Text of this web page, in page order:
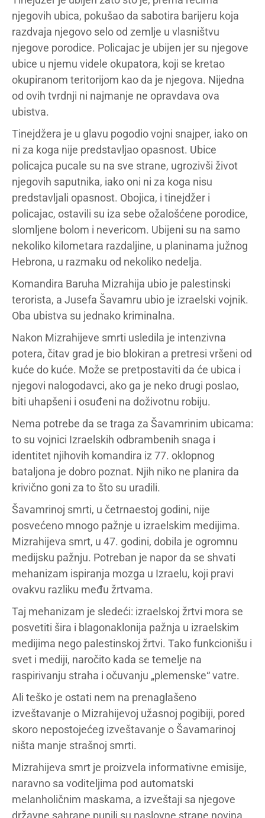
njegovih ubica, pokušao da sabotira barijeru koja
razdvaja njegovo selo od zemlje u vlasništvu
njegove porodice. Policajac je ubijen jer su njegove
ubice u njemu videle okupatora, koji se kretao
okupiranom teritorijom kao da je njegova. Nijedna
od ovih tvrdnji ni najmanje ne opravdava ova
ubistva.
Tinejdžera je u glavu pogodio vojni snajper, iako on
ni za koga nije predstavljao opasnost. Ubice
policajca pucale su na sve strane, ugrozivši život
njegovih saputnika, iako oni ni za koga nisu
predstavljali opasnost. Obojica, i tinejdžer i
policajac, ostavili su iza sebe ožalošćene porodice,
slomljene bolom i nevericom. Ubijeni su na samo
nekoliko kilometara razdaljine, u planinama južnog
Hebrona, u razmaku od nekoliko nedelja.
Komandira Baruha Mizrahija ubio je palestinski
terorista, a Jusefa Šavamru ubio je izraelski vojnik.
Oba ubistva su jednako kriminalna.
Nakon Mizrahijeve smrti usledila je intenzivna
potera, čitav grad je bio blokiran a pretresi vršeni od
kuće do kuće. Može se pretpostaviti da će ubica i
njegovi nalogodavci, ako ga je neko drugi poslao,
biti uhapšeni i osuđeni na doživotnu robiju.
Nema potrebe da se traga za Šavamrinim ubicama:
to su vojnici Izraelskih odbrambenih snaga i
identitet njihovih komandira iz 77. oklopnog
bataljona je dobro poznat. Njih niko ne planira da
krivično goni za to što su uradili.
Šavamrinoj smrti, u četrnaestoj godini, nije
posvećeno mnogo pažnje u izraelskim medijima.
Mizrahijeva smrt, u 47. godini, dobila je ogromnu
medijsku pažnju. Potreban je napor da se shvati
mehanizam ispiranja mozga u Izraelu, koji pravi
ovakvu razliku među žrtvama.
Taj mehanizam je sledeći: izraelskoj žrtvi mora se
posvetiti šira i blagonaklonija pažnja u izraelskim
medijima nego palestinskoj žrtvi. Tako funkcionišu i
svet i mediji, naročito kada se temelje na
raspirivanju straha i očuvanju „plemenske“ vatre.
Ali teško je ostati nem na prenaglašeno
izveštavanje o Mizrahijevoj užasnoj pogibiji, pored
skoro nepostojećeg izveštavanje o Šavamarinoj
ništa manje strašnoj smrti.
Mizrahijeva smrt je proizvela informativne emisije,
naravno sa voditeljima pod automatski
melanholičnim maskama, a izveštaji sa njegove
državne sahrane punili su naslovne strane novina.